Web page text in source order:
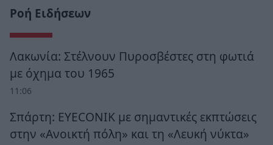
Ροή Ειδήσεων
Λακωνία: Στέλνουν Πυροσβέστες στη φωτιά
με όχημα του 1965
11:06
Σπάρτη: EYECONIK με σημαντικές εκπτώσεις
στην «Ανοικτή πόλη» και τη «Λευκή νύκτα»